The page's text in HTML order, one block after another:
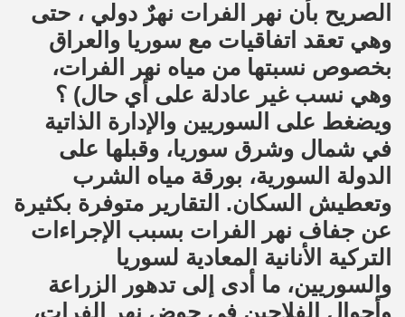
الصريح بأن نهر الفرات نهرٌ دولي ، حتى
وهي تعقد اتفاقيات مع سوريا والعراق
بخصوص نسبتها من مياه نهر الفرات،
وهي نسب غير عادلة على أي حال) ؟
ويضغط على السوريين والإدارة الذاتية
في شمال وشرق سوريا، وقبلها على
الدولة السورية، بورقة مياه الشرب
وتعطيش السكان. التقارير متوفرة بكثيرة
عن جفاف نهر الفرات بسبب الإجراءات
التركية الأنانية المعادية لسوريا
والسوريين، ما أدى إلى تدهور الزراعة
وأحوال الفلاحين في حوض نهر الفرات،